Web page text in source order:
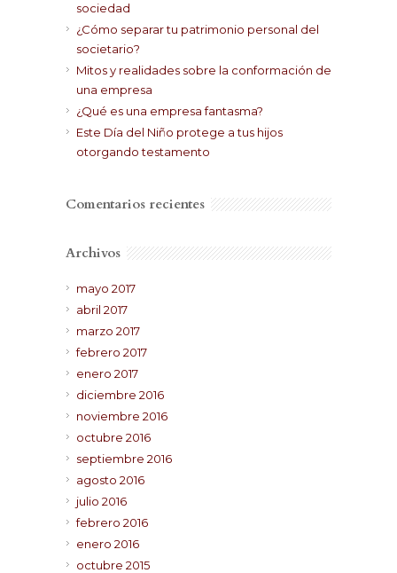
sociedad
¿Cómo separar tu patrimonio personal del
societario?
Mitos y realidades sobre la conformación de
una empresa
¿Qué es una empresa fantasma?
Este Día del Niño protege a tus hijos
otorgando testamento
Comentarios recientes
Archivos
mayo 2017
abril 2017
marzo 2017
febrero 2017
enero 2017
diciembre 2016
noviembre 2016
octubre 2016
septiembre 2016
agosto 2016
julio 2016
febrero 2016
enero 2016
octubre 2015